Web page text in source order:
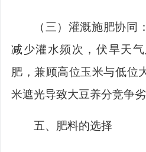
（三） 灌溉施肥协同
减少灌水频次，伏旱天
肥，兼顾高位玉米与低位
米遮光导致大豆养分竞争劣
五、肥料的选择